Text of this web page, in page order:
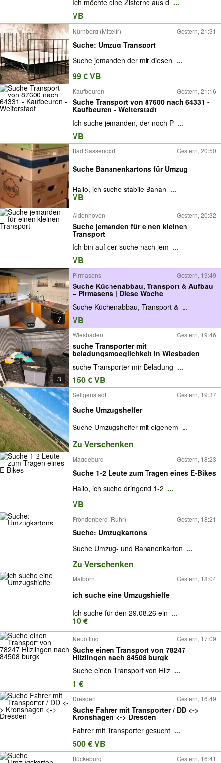
Ich möchte eine Zisterne aus d ...
VB
Nürnberg (Mittelfr) Gestern, 21:31
Suche: Umzug Transport
Suche jemanden der mir diesen ...
99 € VB
Kaufbeuren Gestern, 21:16
Suche Transport von 87600 nach 64331 -
Kaufbeuren - Weiterstadt
Ich suche jemanden, der noch P ...
VB
Bad Sassendorf Gestern, 20:50
Suche Bananenkartons für Umzug
Hallo, ich suche stabile Banan ...
VB
Aldenhoven Gestern, 20:32
Suche jemanden für einen kleinen
Transport
Ich bin auf der suche nach jem ...
VB
7
Pirmasens Gestern, 19:49
Suche Küchenabbau, Transport & Aufbau
– Pirmasens | Diese Woche
Suche Küchenabbau, Transport & ...
VB
3
Wiesbaden Gestern, 19:46
suche Transporter mit
beladungsmoeglichkeit in Wiesbaden
suche Transporter mir Beladung ...
150 € VB
Seligenstadt Gestern, 19:37
Suche Umzugshelfer
Suche Umzugshelfer mit eigenem ...
Zu Verschenken
Magdeburg Gestern, 18:23
Suche 1-2 Leute zum Tragen eines E-Bikes
Hallo, ich suche dringend 1-2 ...
VB
Fröndenberg (Ruhr) Gestern, 18:21
Suche: Umzugkartons
Suche Umzug- und Bananenkarton ...
Zu Verschenken
Malborn Gestern, 18:04
ich suche eine Umzugshielfe
Ich suche für den 29.08.26 ein ...
10 €
Neuötting Gestern, 17:09
Suche einen Transport von 78247
Hilzlingen nach 84508 burgk
Suche einen Transport von Hilz ...
1 €
Dresden Gestern, 16:49
Suche Fahrer mit Transporter / DD <->
Kronshagen <-> Dresden
Fahrer mit Transporter gesucht ...
500 € VB
Bückeburg Gestern, 16:41